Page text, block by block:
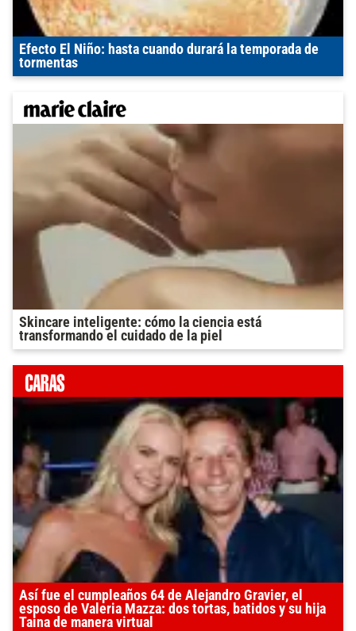
Efecto El Niño: hasta cuando durará la temporada de
tormentas
Skincare inteligente: cómo la ciencia está
transformando el cuidado de la piel
Así fue el cumpleaños 64 de Alejandro Gravier, el
esposo de Valeria Mazza: dos tortas, batidos y su hija
Taina de manera virtual